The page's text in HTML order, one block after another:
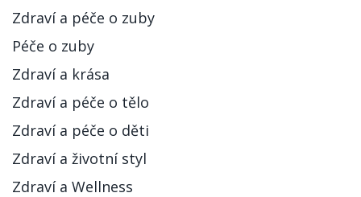
Zdraví a péče o zuby
Péče o zuby
Zdraví a krása
Zdraví a péče o tělo
Zdraví a péče o děti
Zdraví a životní styl
Zdraví a Wellness